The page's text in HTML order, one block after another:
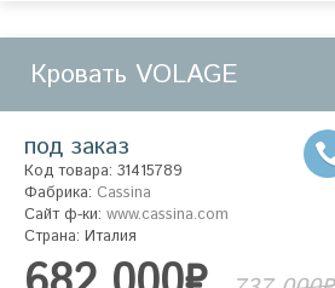
Кровать VOLAGE
под заказ
Код товара: 31415789
Фабрика: Cassina
Сайт ф-ки: www.cassina.com
Страна: Италия